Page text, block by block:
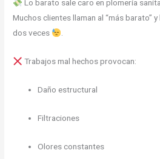
Lo barato sale caro en plomería
Muchos clientes llaman al “más barato”
dos veces
.
Trabajos mal hechos provocan:
Daño estructural
Filtraciones
Olores constantes